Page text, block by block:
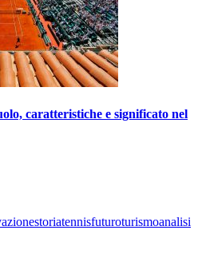
caratteristiche e significato nel
storiatennisfuturoturismoanalisi